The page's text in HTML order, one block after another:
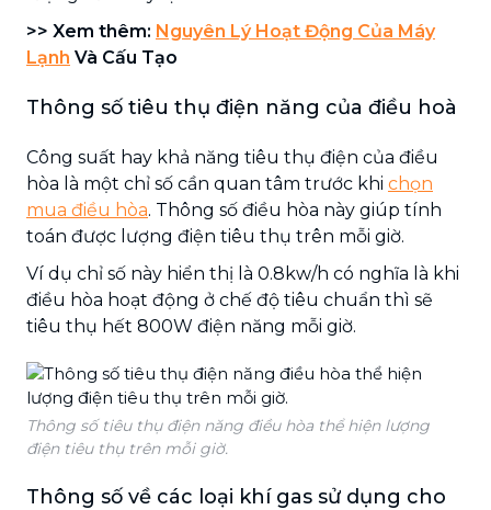
>> Xem thêm: Nguyên Lý Hoạt Động Của Máy
Lạnh Và Cấu Tạo
Thông số tiêu thụ điện năng của điều hoà
Công suất hay khả năng tiêu thụ điện của điều
hòa là một chỉ số cần quan tâm trước khi chọn
mua điều hòa. Thông số điều hòa này giúp tính
toán được lượng điện tiêu thụ trên mỗi giờ.
Ví dụ chỉ số này hiển thị là 0.8kw/h có nghĩa là khi
điều hòa hoạt động ở chế độ tiêu chuẩn thì sẽ
tiêu thụ hết 800W điện năng mỗi giờ.
Thông số tiêu thụ điện năng điều hòa thể hiện lượng
điện tiêu thụ trên mỗi giờ.
Thông số về các loại khí gas sử dụng cho